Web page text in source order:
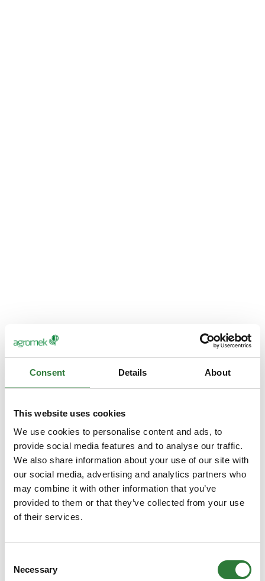
Consent Details About
This website uses cookies
We use cookies to personalise content and ads, to
provide social media features and to analyse our traffic.
We also share information about your use of our site with
our social media, advertising and analytics partners who
may combine it with other information that you’ve
provided to them or that they’ve collected from your use
of their services.
Selection
Necessary